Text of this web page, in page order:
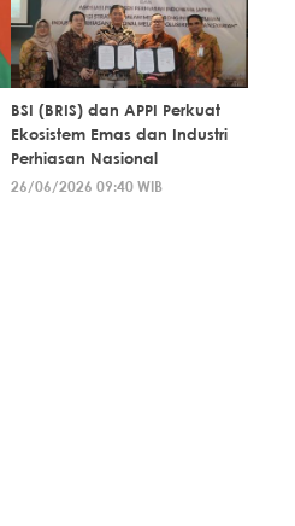
BSI (BRIS) dan APPI Perkuat
Ekosistem Emas dan Industri
Perhiasan Nasional
26/06/2026 09:40 WIB